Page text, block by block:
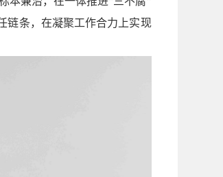
链条，在凝聚工作合力上实现